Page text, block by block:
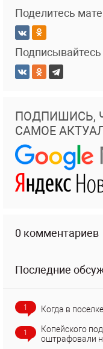
Поделитесь
Подписывайтесь
ПОДПИШИСЬ,
САМОЕ
0 комментариев
Последние
1 Когда в
1
Копейского
оштрафовали